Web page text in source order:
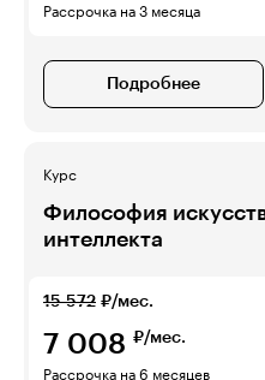
Рассрочка на 3 месяца
Подробнее
Курс
Философия
интеллекта
15 572 ₽/мес.
7 008 ₽/мес.
Рассрочка на 6 месяцев